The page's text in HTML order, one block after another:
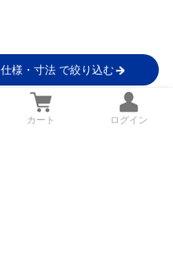
仕様・寸法 で絞り込む
カート ログイン